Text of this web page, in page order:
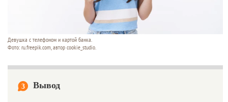
Девушка с телефоном и картой банка.
Фото: ru.freepik.com, автор cookie_studio.
3 Вывод